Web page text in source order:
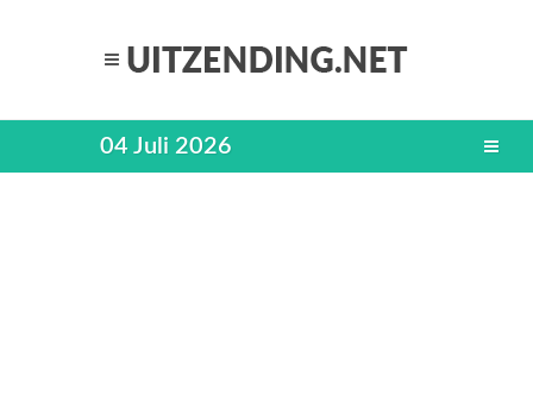
04 Juli 2026